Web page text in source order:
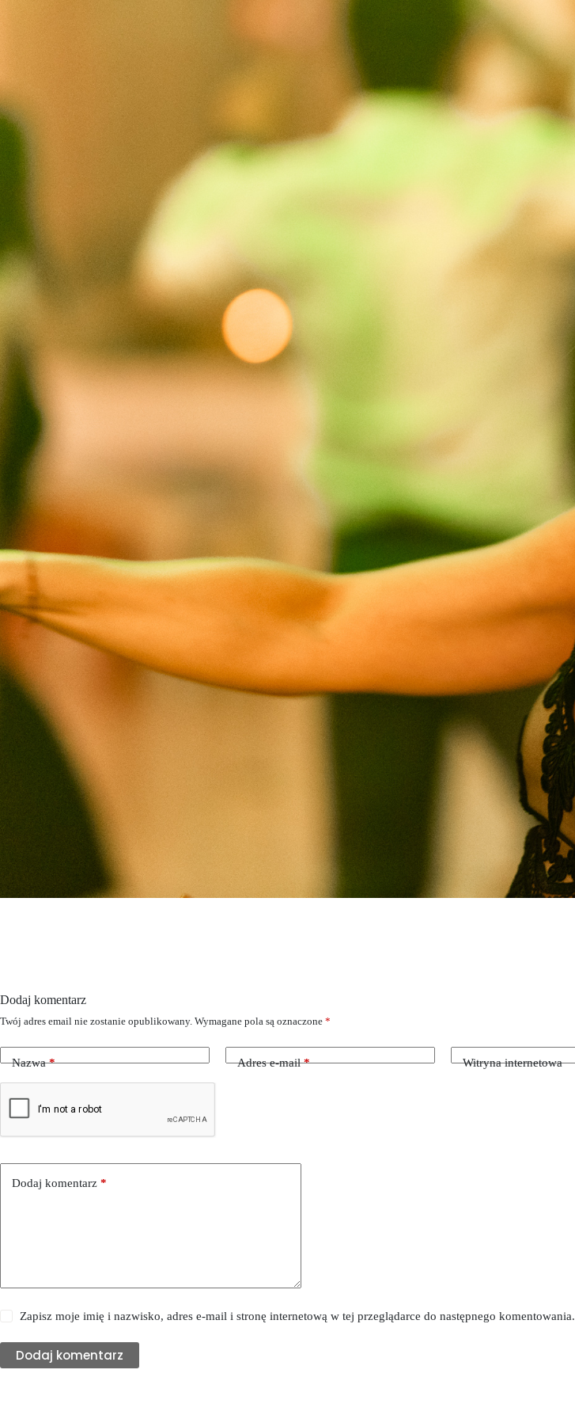
Dodaj komentarz
Twój adres email nie zostanie opublikowany. Wymagane pola są oznaczone *
Nazwa* Adres e-mail* Witryna internetowa
Dodaj komentarz *
Zapisz moje imię i nazwisko, adres e-mail i stronę internetową w tej przeglądarce do następnego komentowania.
Dodaj komentarz